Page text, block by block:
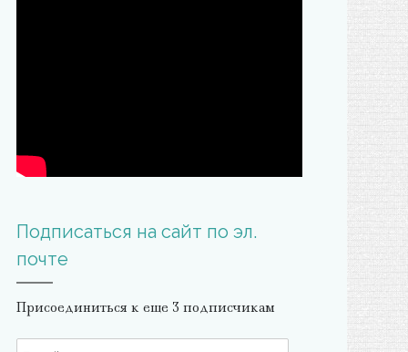
Подписаться на сайт по эл.
почте
Присоединиться к еще 3 подписчикам